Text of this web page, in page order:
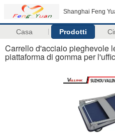
Shanghai Feng
Casa Prodotti
Carrello d'acciaio pieghevole
piattaforma di gomma per